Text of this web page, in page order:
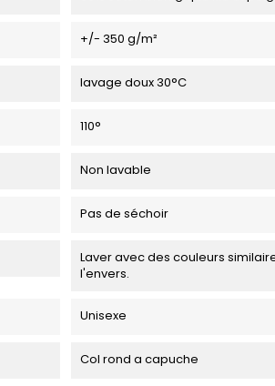
+/- 350 g/m²
lavage doux 30°C
110°
Non lavable
Pas de séchoir
Laver avec des couleurs
l'envers.
Unisexe
Col rond a capuche